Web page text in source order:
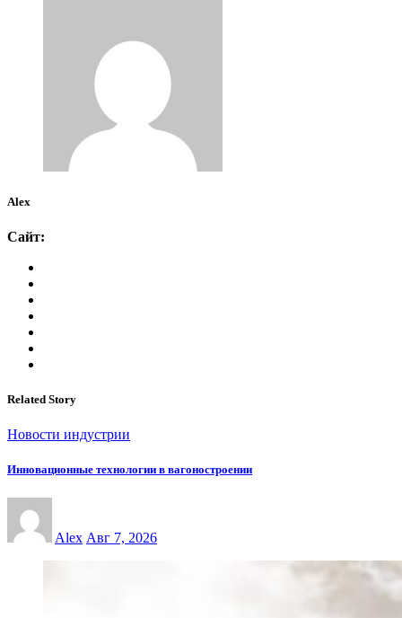
Alex
Сайт:
Related Story
Новости индустрии
Инновационные технологии в вагоностроении
Alex Авг 7, 2026